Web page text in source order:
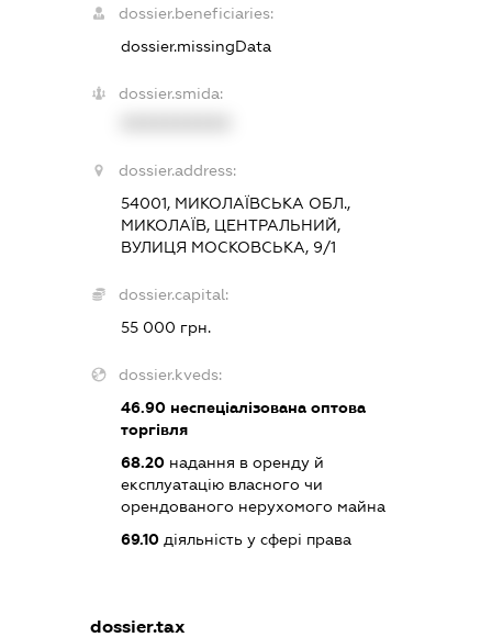
dossier.beneficiaries:
dossier.missingData
dossier.smida:
dossier.address:
54001, МИКОЛАЇВСЬКА ОБЛ.,
МИКОЛАЇВ, ЦЕНТРАЛЬНИЙ,
ВУЛИЦЯ МОСКОВСЬКА, 9/1
dossier.capital:
55 000 грн.
dossier.kveds:
46.90 неспеціалізована оптова
торгівля
68.20 надання в оренду й
експлуатацію власного чи
орендованого нерухомого майна
69.10 діяльність у сфері права
dossier.tax